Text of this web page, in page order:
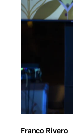
Franco Rivero